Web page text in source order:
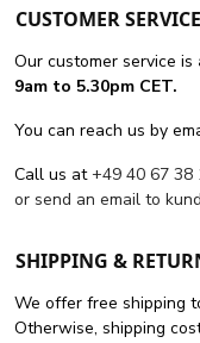
CUSTOMER SERVICE
Our customer service is
9am to 5.30pm CET.
You can reach us by
Call us at+49 40 67 38
or send an email to
SHIPPING &
We offer free shipping
Otherwise, shipping